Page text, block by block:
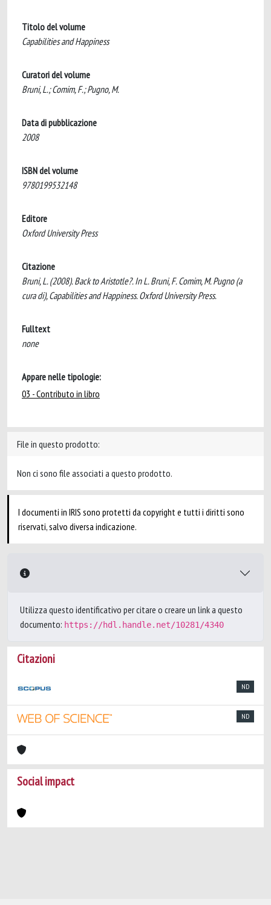
Titolo del volume
Capabilities and Happiness
Curatori del volume
Bruni, L.; Comim, F.; Pugno, M.
Data di pubblicazione
2008
ISBN del volume
9780199532148
Editore
Oxford University Press
Citazione
Bruni, L. (2008). Back to Aristotle?. In L. Bruni, F. Comim, M. Pugno (a
cura di), Capabilities and Happiness. Oxford University Press.
Fulltext
none
Appare nelle tipologie:
03 - Contributo in libro
File in questo prodotto:
Non ci sono file associati a questo prodotto.
I documenti in IRIS sono protetti da copyright e tutti i diritti sono
riservati, salvo diversa indicazione.
Utilizza questo identificativo per citare o creare un link a questo
documento: https://hdl.handle.net/10281/4340
Citazioni
ND
ND
Social impact